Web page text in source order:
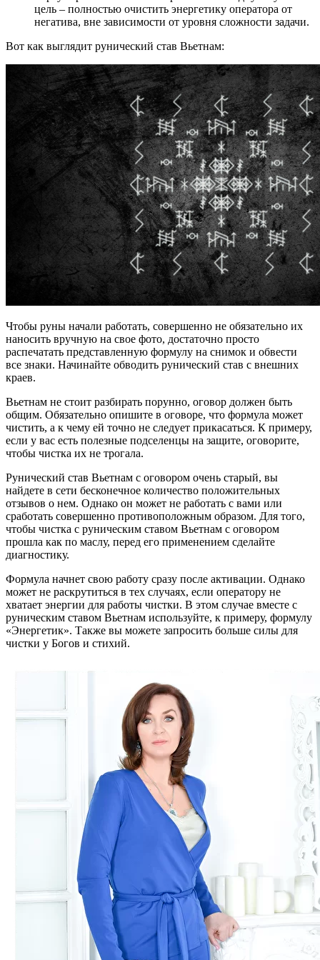
цель – полностью очистить энергетику оператора от
негатива, вне зависимости от уровня сложности задачи.
Вот как выглядит рунический став Вьетнам:
Чтобы руны начали работать, совершенно не обязательно их
наносить вручную на свое фото, достаточно просто
распечатать представленную формулу на снимок и обвести
все знаки. Начинайте обводить рунический став с внешних
краев.
Вьетнам не стоит разбирать порунно, оговор должен быть
общим. Обязательно опишите в оговоре, что формула может
чистить, а к чему ей точно не следует прикасаться. К примеру,
если у вас есть полезные подселенцы на защите, оговорите,
чтобы чистка их не трогала.
Рунический став Вьетнам с оговором очень старый, вы
найдете в сети бесконечное количество положительных
отзывов о нем. Однако он может не работать с вами или
сработать совершенно противоположным образом. Для того,
чтобы чистка с руническим ставом Вьетнам с оговором
прошла как по маслу, перед его применением сделайте
диагностику.
Формула начнет свою работу сразу после активации. Однако
может не раскрутиться в тех случаях, если оператору не
хватает энергии для работы чистки. В этом случае вместе с
руническим ставом Вьетнам используйте, к примеру, формулу
«Энергетик». Также вы можете запросить больше силы для
чистки у Богов и стихий.